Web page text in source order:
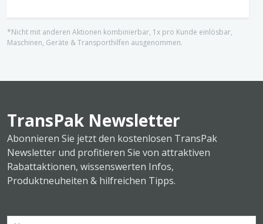
*Nicht mit anderen Aktionen kombinierbar, 1x pro Kunde einlösbar,
Maschinen, Geräte & Transporthilfen ausgenommen.
TransPak Newsletter
Abonnieren Sie jetzt den kostenlosen TransPak
Newsletter und profitieren Sie von attraktiven
Rabattaktionen, wissenswerten Infos,
Produktneuheiten & hilfreichen Tipps.